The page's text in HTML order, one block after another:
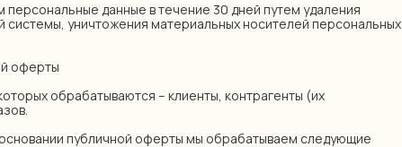
данные в течение 30 дней путем удаления
уничтожения материальных носителей персональных
оферты
обрабатываются – клиенты, контрагенты (их
публичной оферты мы обрабатываем следующие